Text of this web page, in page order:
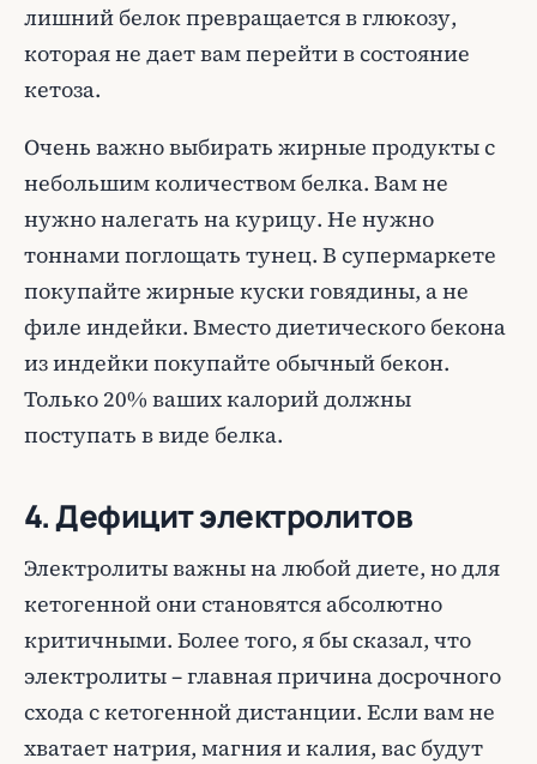
лишний белок превращается в глюкозу,
которая не дает вам перейти в состояние
кетоза.
Очень важно выбирать жирные продукты с
небольшим количеством белка. Вам не
нужно налегать на курицу. Не нужно
тоннами поглощать тунец. В супермаркете
покупайте жирные куски говядины, а не
филе индейки. Вместо диетического бекона
из индейки покупайте обычный бекон.
Только 20% ваших калорий должны
поступать в виде белка.
4. Дефицит электролитов
Электролиты важны на любой диете, но для
кетогенной они становятся абсолютно
критичными. Более того, я бы сказал, что
электролиты – главная причина досрочного
схода с кетогенной дистанции. Если вам не
хватает натрия, магния и калия, вас будут